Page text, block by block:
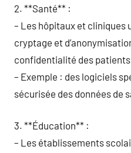
2. **Santé** :
– Les hôpitaux et cliniques
cryptage et
confidentialité des
– Exemple : des logiciels
sécurisée des données de
3. **Éducation** :
– Les établissements